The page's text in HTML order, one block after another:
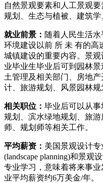
自然景观要素和人工景观
规划、生态与植被、建筑学
就业前景： 随着人民生活
环境建设以前 所 未 有的高
城镇建设的重要内容。景
业毕业生毕业后可到园林
土管理及相关部门、房地
计、旅游规划、风景园林规
相关职位： 毕业后可以从
规划、滨水绿地规划、旅
师、规划师等相关工作。
平均薪资： 美国景观设计
(landscape planning)和景观
专业学习，意味着将来事
业平均薪资约6万美金/年。